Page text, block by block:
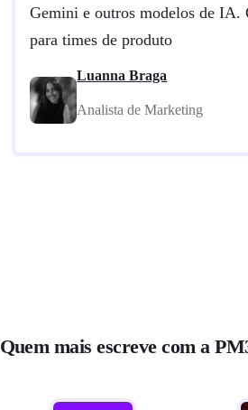
Gemini e outros modelos de IA.
para times de produto
Luanna Braga
Analista de Marketing
Quem mais escreve com a